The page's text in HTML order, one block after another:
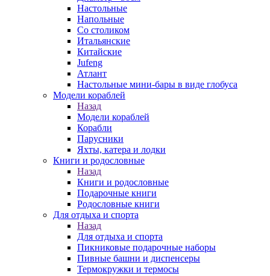
Настольные
Напольные
Со столиком
Итальянские
Китайские
Jufeng
Атлант
Настольные мини-бары в виде глобуса
Модели кораблей
Назад
Модели кораблей
Корабли
Парусники
Яхты, катера и лодки
Книги и родословные
Назад
Книги и родословные
Подарочные книги
Родословные книги
Для отдыха и спорта
Назад
Для отдыха и спорта
Пикниковые подарочные наборы
Пивные башни и диспенсеры
Термокружки и термосы